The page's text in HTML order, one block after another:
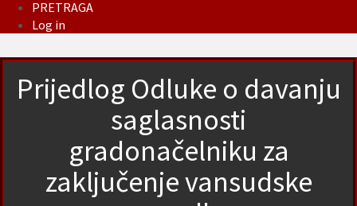
PRETRAGA
Log in
Prijedlog Odluke o davanju
saglasnosti
gradonačelniku za
zaključenje vansudske